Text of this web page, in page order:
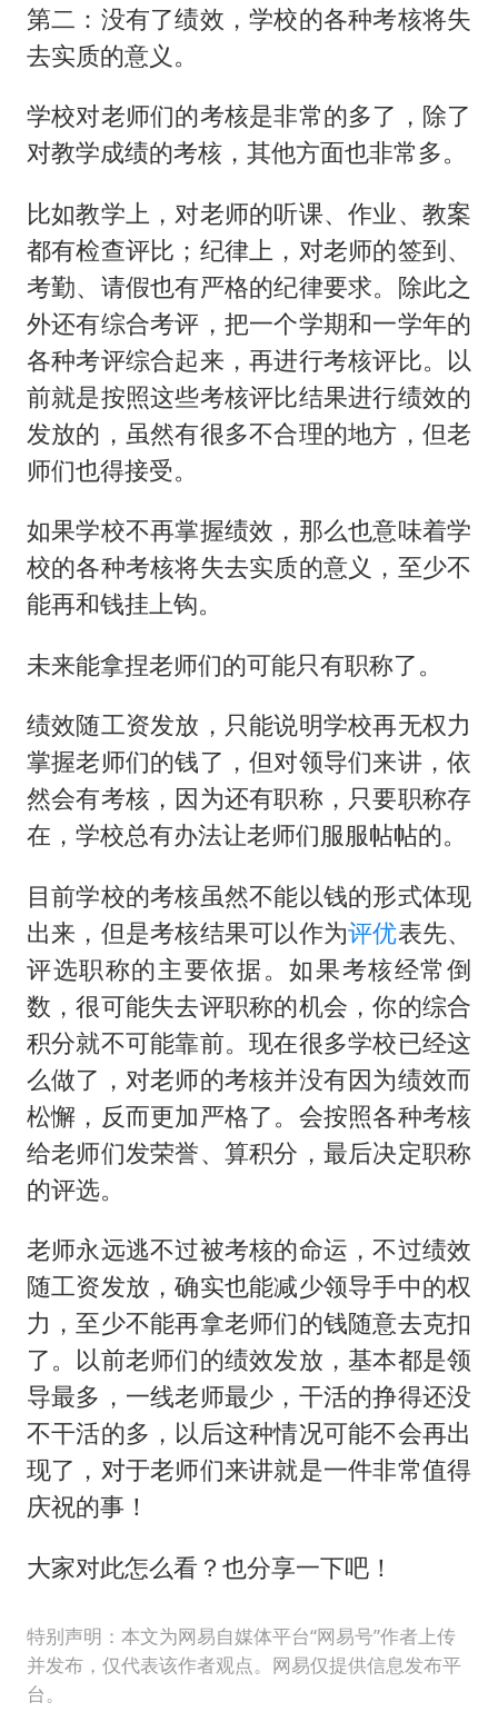
第二：没有了绩效，学校的各种考核将失
去实质的意义。
学校对老师们的考核是非常的多了，除了
对教学成绩的考核，其他方面也非常多。
比如教学上，对老师的听课、作业、教案
都有检查评比；纪律上，对老师的签到、
考勤、请假也有严格的纪律要求。除此之
外还有综合考评，把一个学期和一学年的
各种考评综合起来，再进行考核评比。以
前就是按照这些考核评比结果进行绩效的
发放的，虽然有很多不合理的地方，但老
师们也得接受。
如果学校不再掌握绩效，那么也意味着学
校的各种考核将失去实质的意义，至少不
能再和钱挂上钩。
未来能拿捏老师们的可能只有职称了。
绩效随工资发放，只能说明学校再无权力
掌握老师们的钱了，但对领导们来讲，依
然会有考核，因为还有职称，只要职称存
在，学校总有办法让老师们服服帖帖的。
目前学校的考核虽然不能以钱的形式体现
出来，但是考核结果可以作为评优表先、
评选职称的主要依据。如果考核经常倒
数，很可能失去评职称的机会，你的综合
积分就不可能靠前。现在很多学校已经这
么做了，对老师的考核并没有因为绩效而
松懈，反而更加严格了。会按照各种考核
给老师们发荣誉、算积分，最后决定职称
的评选。
老师永远逃不过被考核的命运，不过绩效
随工资发放，确实也能减少领导手中的权
力，至少不能再拿老师们的钱随意去克扣
了。以前老师们的绩效发放，基本都是领
导最多，一线老师最少，干活的挣得还没
不干活的多，以后这种情况可能不会再出
现了，对于老师们来讲就是一件非常值得
庆祝的事！
大家对此怎么看？也分享一下吧！
特别声明：本文为网易自媒体平台“网易号”作者上传
并发布，仅代表该作者观点。网易仅提供信息发布平
台。